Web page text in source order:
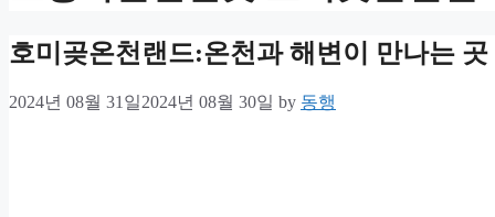
호미곶온천랜드:온천과 해변이 만나는 곳
2024년 08월 31일2024년 08월 30일 by 동행